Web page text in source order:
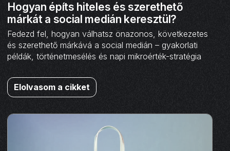
Hogyan építs hiteles és szerethető
márkát a social medián keresztül?
Fedezd fel, hogyan válhatsz önazonos, következetes
és szerethető márkává a social medián – gyakorlati
példák, történetmesélés és napi mikroérték-stratégia
Elolvasom a cikket